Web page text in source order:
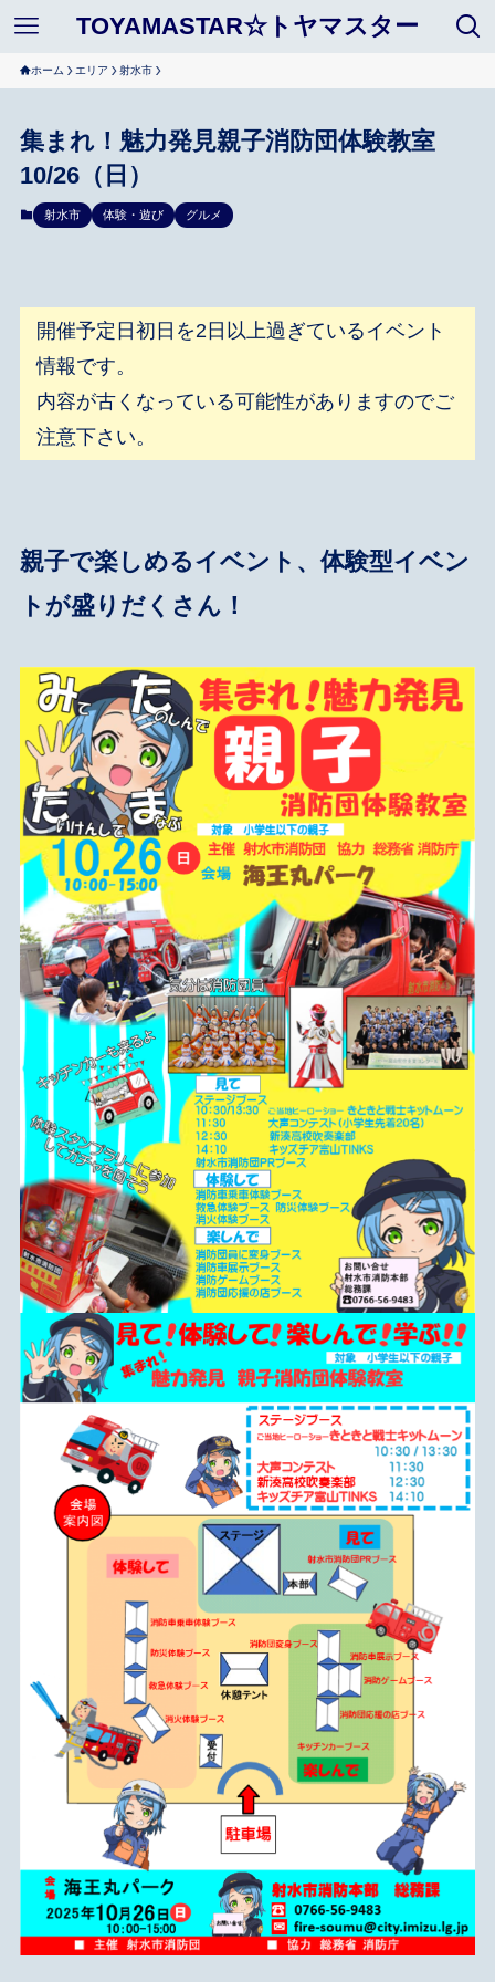
TOYAMASTAR☆トヤマスター
ホーム エリア 射水市
集まれ！魅力発見親子消防団体験教室
10/26（日）
射水市 体験・遊び グルメ
開催予定日初日を2日以上過ぎているイベント
情報です。
内容が古くなっている可能性がありますのでご
注意下さい。
親子で楽しめるイベント、体験型イベン
トが盛りだくさん！